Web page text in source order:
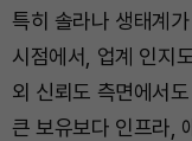
특히 솔라나 생태계
시점에서, 업계 인지
외 신뢰도 측면에서
큰 보유보다 인프라,